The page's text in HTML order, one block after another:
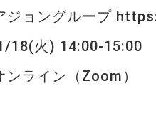
ジョングループ
18(火) 14:00-15:00
ンライン（Zoom）